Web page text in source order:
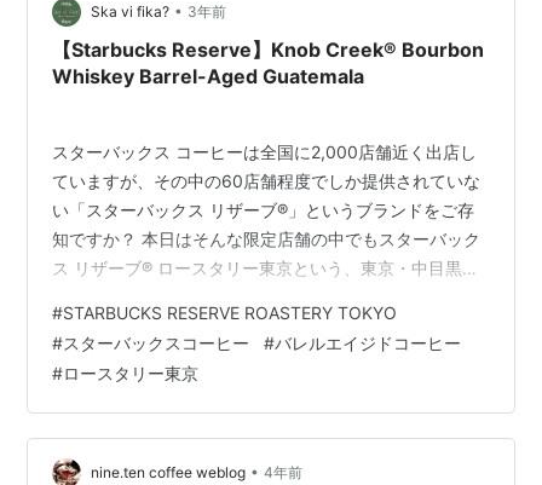
ラになるので、1に戻ってふたたび樽に水を吸わせて、ふ
たたび使える状態にするわけ。 で、これを何度かやって
いると、水漏れが止まらなくなっ…
Ska vi fika? • 3年前
【Starbucks Reserve】Knob Creek® Bourbon
Whiskey Barrel-Aged Guatemala
スターバックス コーヒーは全国に2,000店舗近く出店し
ていますが、その中の60店舗程度でしか提供されていな
い「スターバックス リザーブ®︎」というブランドをご存
知ですか？ 本日はそんな限定店舗の中でもスターバック
ス リザーブ®︎ ロースタリー東京という、東京・中目黒に
る特別なコーヒーをご紹介したいと思います。 僕もこれ
を初めて飲んだ時の衝撃は今でも忘れられません！ 記事
に書いてあること コーヒーのストーリーを紹介 Knob
Creek® Bourbon Whiskey Barrel-Aged Guatemala ノブ
クリーク® ストレート バ…
#STARBUCKS RESERVE ROASTERY TOKYO
#スターバックスコーヒー #バレルエイジドコーヒー
#ロースタリー東京
nine.ten coffee weblog • 4年前